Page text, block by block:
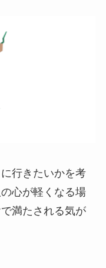
行きたいかを考
心が軽くなる場
満たされる気が